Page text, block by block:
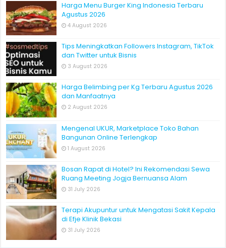
Harga Menu Burger King Indonesia Terbaru
Agustus 2026
4 August 2026
Tips Meningkatkan Followers Instagram, TikTok
dan Twitter untuk Bisnis
3 August 2026
Harga Belimbing per Kg Terbaru Agustus 2026
dan Manfaatnya
2 August 2026
Mengenal UKUR, Marketplace Toko Bahan
Bangunan Online Terlengkap
1 August 2026
Bosan Rapat di Hotel? Ini Rekomendasi Sewa
Ruang Meeting Jogja Bernuansa Alam
31 July 2026
Terapi Akupuntur untuk Mengatasi Sakit Kepala
di Efje Klinik Bekasi
31 July 2026